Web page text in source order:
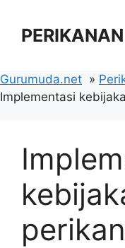
PERIKANAN
Gurumuda.net
Implementasi